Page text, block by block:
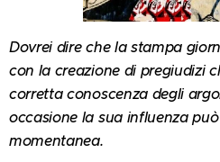
Dovrei dire che la stampa
con la creazione di pregiudizi
corretta conoscenza degli
occasione la sua influenza
momentanea.